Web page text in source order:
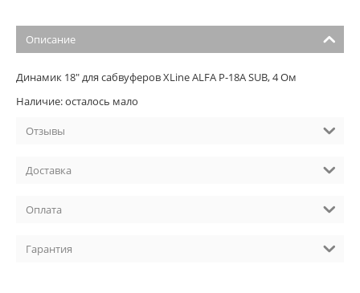
Описание
Динамик 18" для сабвуферов XLine ALFA P-18A SUB, 4 Ом
Наличие: осталось мало
Отзывы
Доставка
Оплата
Гарантия